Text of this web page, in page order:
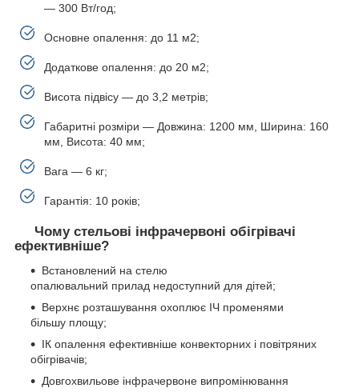
— 300 Вт/год;
Основне опалення: до 11 м2;
Додаткове опалення: до 20 м2;
Висота підвісу — до 3,2 метрів;
Габаритні розміри — Довжина: 1200 мм, Ширина: 160
мм, Висота: 40 мм;
Вага — 6 кг;
Гарантія: 10 років;
Чому стельові інфрачервоні обігрівачі
ефективніше?
Встановлений на стелю
опалювальний прилад недоступний для дітей;
Верхнє розташування охоплює ІЧ променями
більшу площу;
ІК опалення ефективніше конвекторних і повітряних
обігрівачів;
Довгохвильове інфрачервоне випромінювання